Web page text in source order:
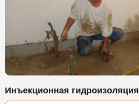
Инъекционная гидроизоляция